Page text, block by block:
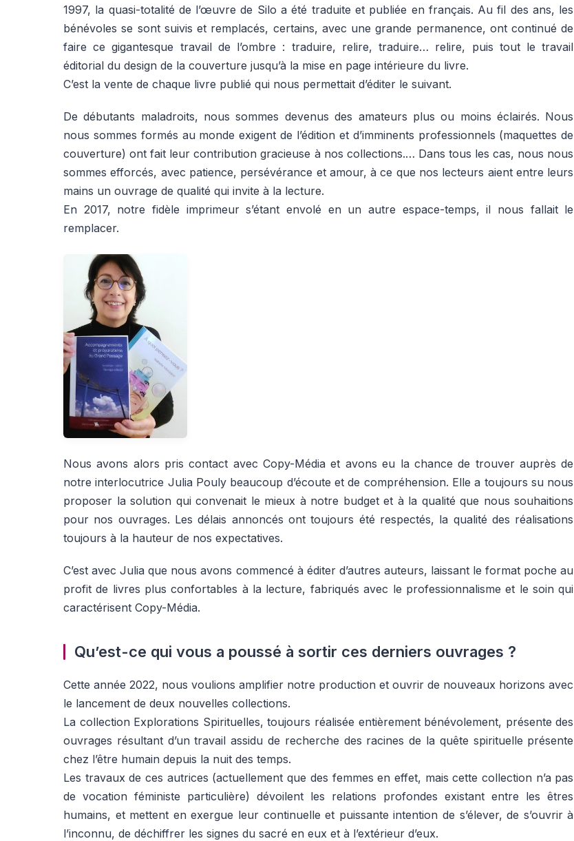
1997, la quasi-totalité de l’œuvre de Silo a été traduite et publiée en français. Au fil des ans, les
bénévoles se sont suivis et remplacés, certains, avec une grande permanence, ont continué de
faire ce gigantesque travail de l’ombre : traduire, relire, traduire… relire, puis tout le travail
éditorial du design de la couverture jusqu’à la mise en page intérieure du livre.
C’est la vente de chaque livre publié qui nous permettait d’éditer le suivant.
De débutants maladroits, nous sommes devenus des amateurs plus ou moins éclairés. Nous
nous sommes formés au monde exigent de l’édition et d’imminents professionnels (maquettes de
couverture) ont fait leur contribution gracieuse à nos collections.… Dans tous les cas, nous nous
sommes efforcés, avec patience, persévérance et amour, à ce que nos lecteurs aient entre leurs
mains un ouvrage de qualité qui invite à la lecture.
En 2017, notre fidèle imprimeur s’étant envolé en un autre espace-temps, il nous fallait le
remplacer.
Nous avons alors pris contact avec Copy-Média et avons eu la chance de trouver auprès de
notre interlocutrice Julia Pouly beaucoup d’écoute et de compréhension. Elle a toujours su nous
proposer la solution qui convenait le mieux à notre budget et à la qualité que nous souhaitions
pour nos ouvrages. Les délais annoncés ont toujours été respectés, la qualité des réalisations
toujours à la hauteur de nos expectatives.
C’est avec Julia que nous avons commencé à éditer d’autres auteurs, laissant le format poche au
profit de livres plus confortables à la lecture, fabriqués avec le professionnalisme et le soin qui
caractérisent Copy-Média.
Qu’est-ce qui vous a poussé à sortir ces derniers ouvrages ?
Cette année 2022, nous voulions amplifier notre production et ouvrir de nouveaux horizons avec
le lancement de deux nouvelles collections.
La collection Explorations Spirituelles, toujours réalisée entièrement bénévolement, présente des
ouvrages résultant d’un travail assidu de recherche des racines de la quête spirituelle présente
chez l’être humain depuis la nuit des temps.
Les travaux de ces autrices (actuellement que des femmes en effet, mais cette collection n’a pas
de vocation féministe particulière) dévoilent les relations profondes existant entre les êtres
humains, et mettent en exergue leur continuelle et puissante intention de s’élever, de s’ouvrir à
l’inconnu, de déchiffrer les signes du sacré en eux et à l’extérieur d’eux.